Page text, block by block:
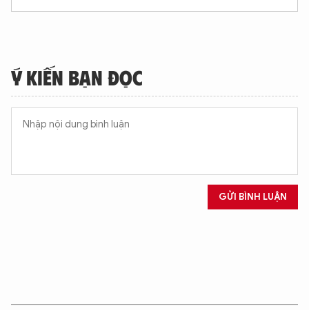
Ý KIẾN BẠN ĐỌC
GỬI BÌNH LUẬN